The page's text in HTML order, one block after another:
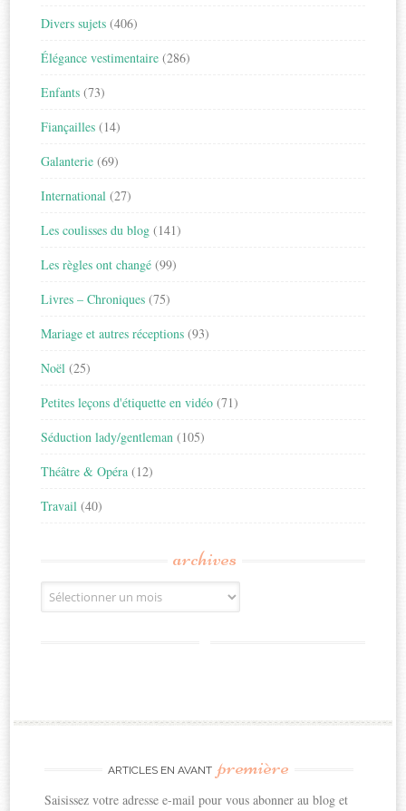
Divers sujets (406)
Élégance vestimentaire (286)
Enfants (73)
Fiançailles (14)
Galanterie (69)
International (27)
Les coulisses du blog (141)
Les règles ont changé (99)
Livres – Chroniques (75)
Mariage et autres réceptions (93)
Noël (25)
Petites leçons d'étiquette en vidéo (71)
Séduction lady/gentleman (105)
Théâtre & Opéra (12)
Travail (40)
archives
Archives
ARTICLES EN AVANT première
Saisissez votre adresse e-mail pour vous abonner au blog et